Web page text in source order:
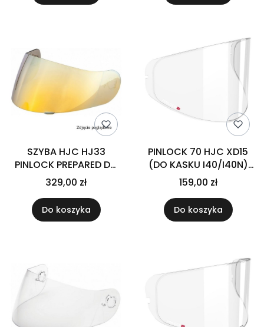
SZYBA HJC HJ33
PINLOCK PREPARED DO
KASKU I90/I91 RST GOLD
329,00 zł
Do koszyka
PINLOCK 70 HJC XD15
(DO KASKU I40/I40N)
CLEAR
159,00 zł
Do koszyka